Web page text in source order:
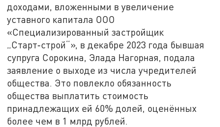
доходами, вложенными в увеличение
уставного капитала ООО
«Специализированный застройщик
„Старт‑строй“», в декабре 2023 года бывшая
супруга Сорокина, Элада Нагорная, подала
заявление о выходе из числа учредителей
общества. Это повлекло обязанность
общества выплатить стоимость
принадлежащих ей 60% долей, оценённых
более чем в 1 млрд рублей.